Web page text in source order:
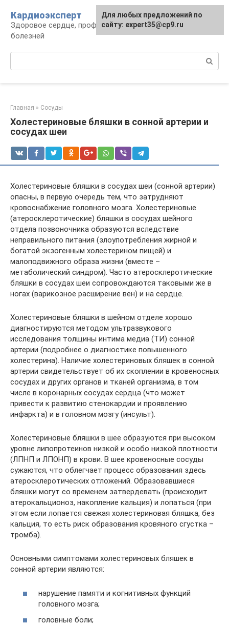
контенту
Кардиоэксперт
Здоровое сердце, профилактика и лечение
болезней
Главная » Сосуды
Холестериновые бляшки в сонной артерии и
сосудах шеи
Холестериновые бляшки в сосудах шеи (сонной артерии)
опасны, в первую очередь тем, что затрудняют
кровоснабжение головного мозга. Холестериновые
(атеросклеротические) бляшки в сосудах шейного
отдела позвоночника образуются вследствие
неправильного питания (злоупотребления жирной и
богатой экзогенным холестерином пищей) и
малоподвижного образа жизни (вместе –
метаболический синдром). Часто атеросклеротические
бляшки в сосудах шеи сопровождаются таковыми же в
ногах (варикозное расширение вен) и на сердце.
Холестериновые бляшки в шейном отделе хорошо
диагностируются методом ультразвукового
исследования толщины интима медиа (ТИ) сонной
артерии (подробнее о диагностике повышенного
холестерина). Наличие холестериновых бляшек в сонной
артерии свидетельствует об их скоплении в кровеносных
сосудах и других органов и тканей организма, в том
числе в коронарных сосудах сердца (что может
привести к развитию стенокардии и проявлению
инфаркта) и в головном мозгу (инсульт).
Холестериновые бляшки в шее образуются при высоком
уровне липопротеинов низкой и особо низкой плотности
(ЛПНП и ЛПОНП) в крови. В шее кровеносные сосуды
сужаются, что облегчает процесс образования здесь
атеросклеротических отложений. Образовавшиеся
бляшки могут со временем затвердевать (происходит
атерокальционоз, накопление кальция) и лопаться (при
этом если лопается свежая холестериновая бляшка, без
кальция, то есть риск образования кровяного сгустка –
тромба).
Основными симптомами холестериновых бляшек в
сонной артерии являются:
нарушение памяти и когнитивных функций
головного мозга;
головные боли;
Для любых предложений по
сайту: expert35@cp9.ru